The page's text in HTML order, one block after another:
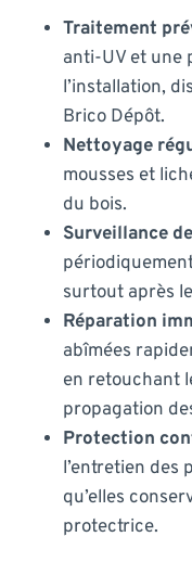
Traitement
anti-UV et une
l’installation,
Brico Dépôt.
Nettoyage
mousses et
du bois.
Surveillance
surtout après
Réparation
abîmées
en retouchant
propagation
Protection
l’entretien des
qu’elles
protectrice.